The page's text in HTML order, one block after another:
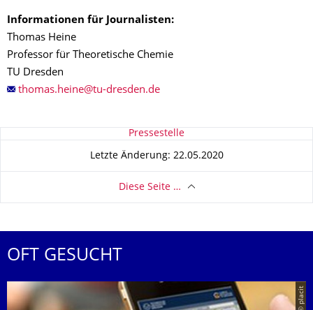
Informationen für Journalisten:
Thomas Heine
Professor für Theoretische Chemie
TU Dresden
Zu dieser Seite Pressestelle
Letzte Änderung: 22.05.2020
Diese Seite …
OFT GESUCHT
© placit